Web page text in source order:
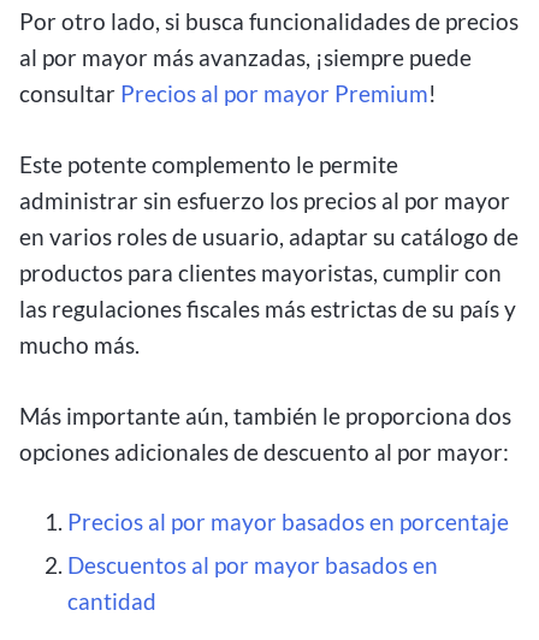
Por otro lado, si busca funcionalidades de precios
al por mayor más avanzadas, ¡siempre puede
consultar Precios al por mayor Premium!
Este potente complemento le permite
administrar sin esfuerzo los precios al por mayor
en varios roles de usuario, adaptar su catálogo de
productos para clientes mayoristas, cumplir con
las regulaciones fiscales más estrictas de su país y
mucho más.
Más importante aún, también le proporciona dos
opciones adicionales de descuento al por mayor:
Precios al por mayor basados en porcentaje
Descuentos al por mayor basados en
cantidad